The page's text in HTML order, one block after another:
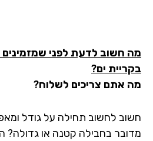
חשוב לדעת לפני שמזמינים
ים?
אתם צריכים לשלוח?
לחשוב תחילה על גודל ומאפייני
בחבילה קטנה או גדולה? האם